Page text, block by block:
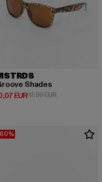
EUR
Shades
EUR Preis: 10,07 EUR
17,99 EURAktionspreis: